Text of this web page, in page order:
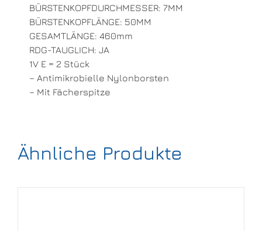
BÜRSTENKOPFDURCHMESSER: 7MM
BÜRSTENKOPFLÄNGE: 50MM
GESAMTLÄNGE: 460mm
RDG-TAUGLICH: JA
1V E = 2 Stück
– Antimikrobielle Nylonborsten
– Mit Fächerspitze
Ähnliche Produkte